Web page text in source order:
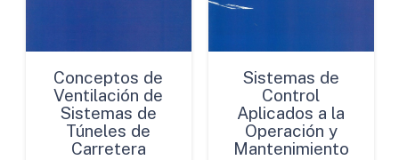
Conceptos de
Ventilación de
Sistemas de
Túneles de
Carretera
Sistemas de
Control
Aplicados a la
Operación y
Mantenimiento